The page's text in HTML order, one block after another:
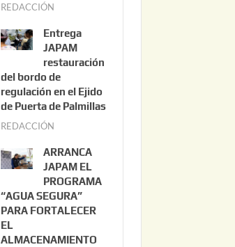
REDACCIÓN
o
s
t
o
3
2
0
2
6
Entrega
JAPAM
restauración
del bordo de
regulación en el Ejido
de Puerta de Palmillas
REDACCIÓN
l
i
o
2
ARRANCA
JAPAM EL
PROGRAMA
“AGUA SEGURA”
PARA FORTALECER
EL
ALMACENAMIENTO